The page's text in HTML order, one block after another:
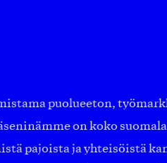
puolueeton,
on koko
pajoista ja yhteisöistä